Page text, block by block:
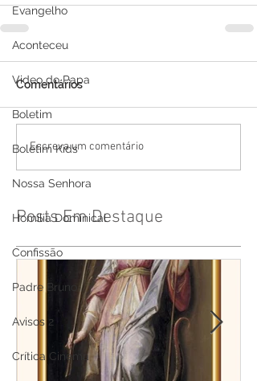
Evangelho
Aconteceu
Video do Papa
Boletim
Boletim Kids
Nossa Senhora
Homilia Dominical
Confissão
Padre Bruno
Avisos 2
Crítica Cinema
Comentários
Escreva um comentário
Posts Em Destaque